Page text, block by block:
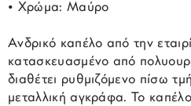
• Χρώμα: Μαύρο
Ανδρικό καπέλο από την
κατασκευασμένο από
διαθέτει ρυθμιζόμενο πίσω
μεταλλική αγκράφα. Το